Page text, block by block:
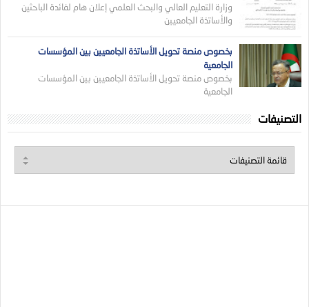
وزارة التعليم العالي والبحث العلمي إعلان هام لفائدة الباحثين
والأساتذة الجامعيين
بخصوص منصة تحويل الأساتذة الجامعيين بين المؤسسات
الجامعية
بخصوص منصة تحويل الأساتذة الجامعيين بين المؤسسات
الجامعية
التصنيفات